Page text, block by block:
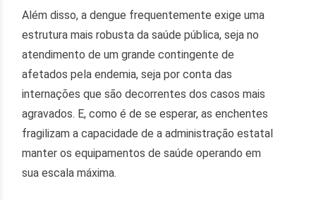
Além disso, a dengue frequentemente exige uma
estrutura mais robusta da saúde pública, seja no
atendimento de um grande contingente de
afetados pela endemia, seja por conta das
internações que são decorrentes dos casos mais
agravados. E, como é de se esperar, as enchentes
fragilizam a capacidade de a administração estatal
manter os equipamentos de saúde operando em
sua escala máxima.